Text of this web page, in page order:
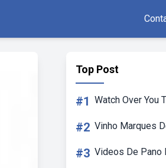
Top Post
#1 Watch Over You
#2 Vinho Marques
#3 Videos De Pano